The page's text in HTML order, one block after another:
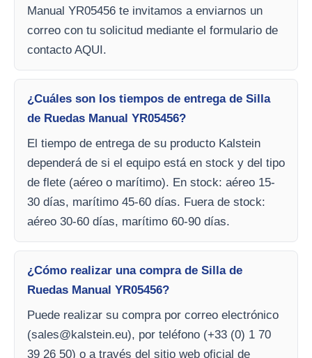
Manual YR05456 te invitamos a enviarnos un
correo con tu solicitud mediante el formulario de
contacto AQUI.
¿Cuáles son los tiempos de entrega de Silla
de Ruedas Manual YR05456?
El tiempo de entrega de su producto Kalstein
dependerá de si el equipo está en stock y del tipo
de flete (aéreo o marítimo). En stock: aéreo 15-
30 días, marítimo 45-60 días. Fuera de stock:
aéreo 30-60 días, marítimo 60-90 días.
¿Cómo realizar una compra de Silla de
Ruedas Manual YR05456?
Puede realizar su compra por correo electrónico
(sales@kalstein.eu), por teléfono (+33 (0) 1 70
39 26 50) o a través del sitio web oficial de